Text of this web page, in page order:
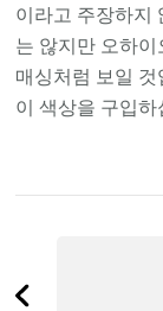
이라고 주장하지
는 않지만 오하
매싱처럼 보일
이 색상을 구입하